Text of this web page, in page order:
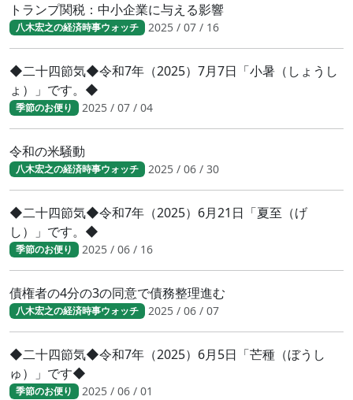
トランプ関税：中小企業に与える影響
八木宏之の経済時事ウォッチ 2025 / 07 / 16
◆二十四節気◆令和7年（2025）7月7日「小暑（しょうし
ょ）」です。◆
季節のお便り 2025 / 07 / 04
令和の米騒動
八木宏之の経済時事ウォッチ 2025 / 06 / 30
◆二十四節気◆令和7年（2025）6月21日「夏至（げ
し）」です。◆
季節のお便り 2025 / 06 / 16
債権者の4分の3の同意で債務整理進む
八木宏之の経済時事ウォッチ 2025 / 06 / 07
◆二十四節気◆令和7年（2025）6月5日「芒種（ぼうし
ゅ）」です◆
季節のお便り 2025 / 06 / 01